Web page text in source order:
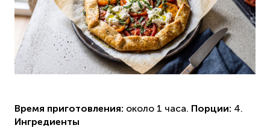
Время приготовления: около 1 часа. Порции: 4.
Ингредиенты